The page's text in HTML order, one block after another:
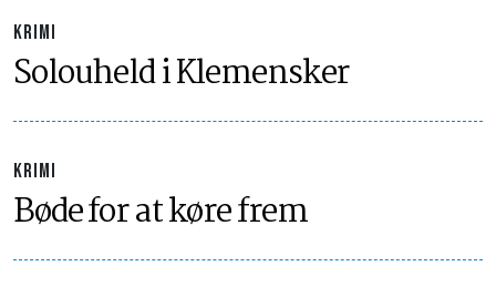
KRIMI
Solouheld i Klemensker
KRIMI
Bøde for at køre frem